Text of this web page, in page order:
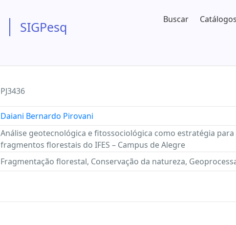
SIGPesq Buscar
PJ3436
Daiani Bernardo Pirovani
Análise geotecnológica e fitossociológica como estratégia
fragmentos florestais do IFES – Campus de Alegre
Fragmentação florestal, Conservação da natureza,